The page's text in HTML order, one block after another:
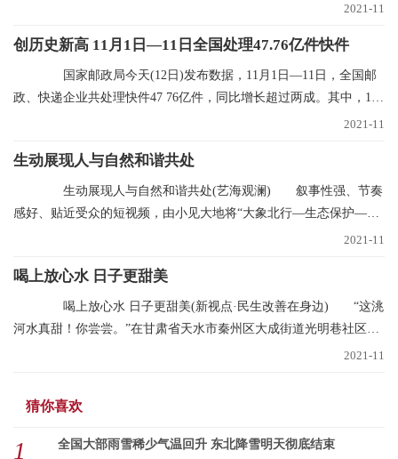
2021-11
创历史新高 11月1日—11日全国处理47.76亿件快件
国家邮政局今天(12日)发布数据，11月1日—11日，全国邮
政、快递企业共处理快件47 76亿件，同比增长超过两成。其中，11
2021-11
生动展现人与自然和谐共处
生动展现人与自然和谐共处(艺海观澜) 叙事性强、节奏
感好、贴近受众的短视频，由小见大地将“大象北行—生态保护—文
2021-11
喝上放心水 日子更甜美
喝上放心水 日子更甜美(新视点·民生改善在身边) “这洮
河水真甜！你尝尝。”在甘肃省天水市秦州区大成街道光明巷社区，
2021-11
猜你喜欢
1 全国大部雨雪稀少气温回升 东北降雪明天彻底结束